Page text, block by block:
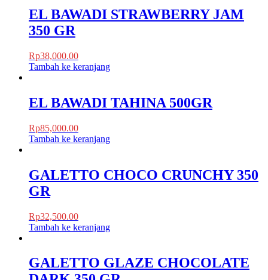
EL BAWADI STRAWBERRY JAM
350 GR
Rp38,000.00
Tambah ke keranjang
EL BAWADI TAHINA 500GR
Rp85,000.00
Tambah ke keranjang
GALETTO CHOCO CRUNCHY 350
GR
Rp32,500.00
Tambah ke keranjang
GALETTO GLAZE CHOCOLATE